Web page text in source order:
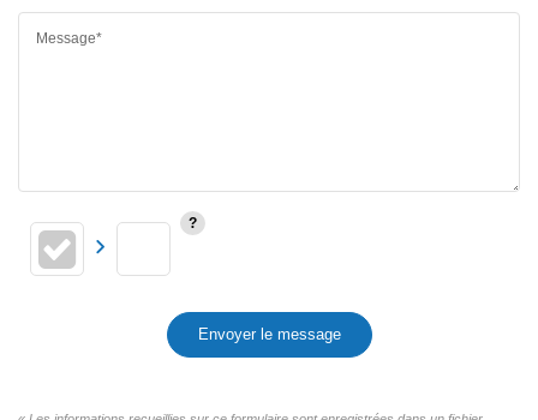
Message*
Envoyer le message